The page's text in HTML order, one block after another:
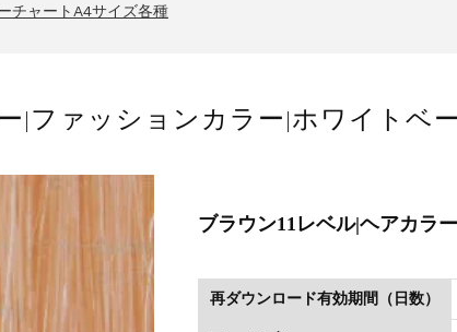
チャートA4サイズ各種
ィーク休業のお知らせ
ョップの送料の改定を行います
【なくなり次第終了】
お値引きを行います
|ファッションカラー|ホワイトベ
ブラウン11レベル|ヘアカラ
再ダウンロード有効期間（日数）